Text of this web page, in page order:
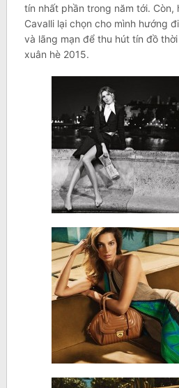
tín nhất phần trong năm tới. Còn,
Cavalli lại chọn cho mình hướng
và lãng mạn để thu hút tín đồ
xuân hè 2015.